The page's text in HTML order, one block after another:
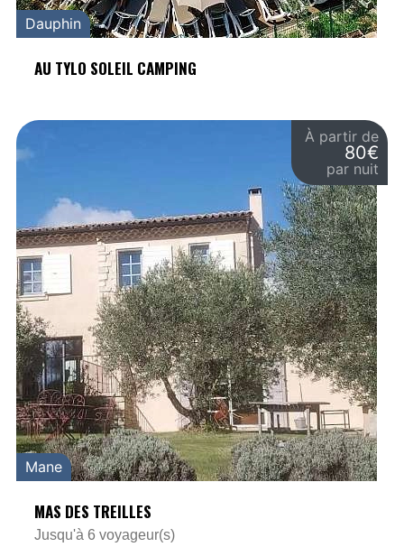
Dauphin
AU TYLO SOLEIL CAMPING
À partir de
80€
par nuit
Mane
MAS DES TREILLES
Jusqu'à 6 voyageur(s)